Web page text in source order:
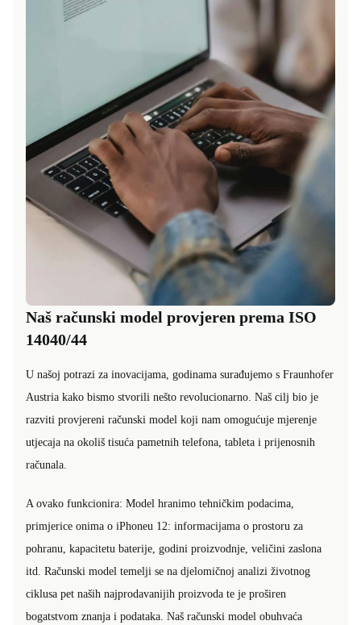
Naš računski model provjeren prema ISO
14040/44
U našoj potrazi za inovacijama, godinama surađujemo s Fraunhofer
Austria kako bismo stvorili nešto revolucionarno. Naš cilj bio je
razviti provjereni računski model koji nam omogućuje mjerenje
utjecaja na okoliš tisuća pametnih telefona, tableta i prijenosnih
računala.
A ovako funkcionira: Model hranimo tehničkim podacima,
primjerice onima o iPhoneu 12: informacijama o prostoru za
pohranu, kapacitetu baterije, godini proizvodnje, veličini zaslona
itd. Računski model temelji se na djelomičnoj analizi životnog
ciklusa pet naših najprodavanijih proizvoda te je proširen
bogatstvom znanja i podataka. Naš računski model obuhvaća